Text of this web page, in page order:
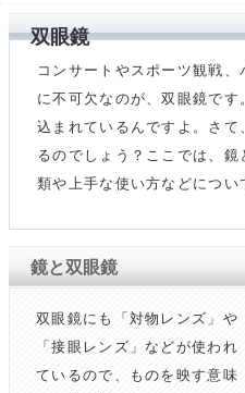
双眼鏡
コンサートやスポーツ観戦
に不可欠なのが、双眼鏡で
込まれているんですよ。さ
るのでしょう？ここでは、
類や上手な使い方などについ
鏡と双眼鏡
双眼鏡にも「対物レンズ」や
「接眼レンズ」などが使われ
ているので、ものを映す意味